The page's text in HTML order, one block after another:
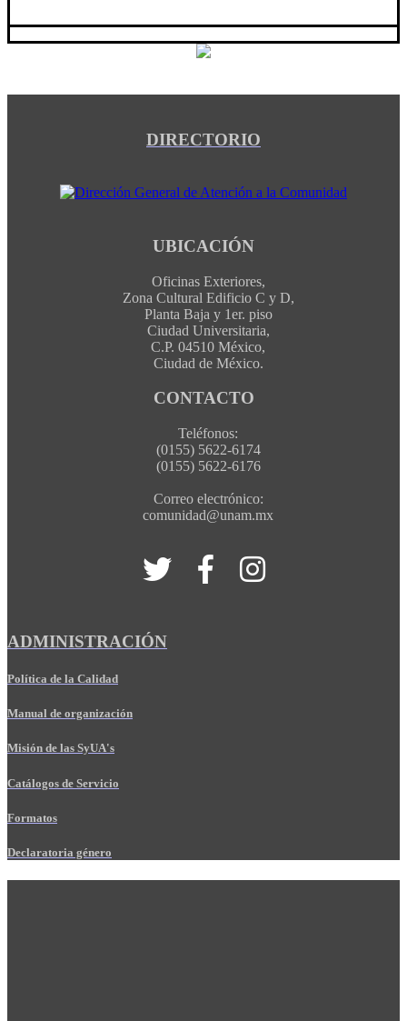
DIRECTORIO
UBICACIÓN
Oficinas Exteriores,
Zona Cultural Edificio C y D,
Planta Baja y 1er. piso
Ciudad Universitaria,
C.P. 04510 México,
Ciudad de México.
CONTACTO
Teléfonos:
(0155) 5622-6174
(0155) 5622-6176
Correo electrónico:
comunidad@unam.mx
ADMINISTRACIÓN
Política de la Calidad
Manual de organización
Misión de las SyUA's
Catálogos de Servicio
Formatos
Declaratoria género